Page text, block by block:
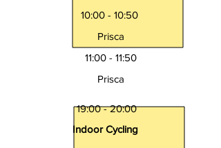
10:00 - 10:50
Prisca
11:00 - 11:50
Prisca
Indoor Cycling
19:00 - 20:00